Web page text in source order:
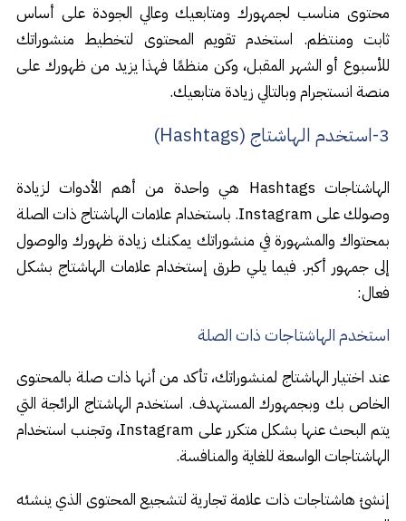
محتوى مناسب لجمهورك ومتابعيك وعالي الجودة على أساس
ثابت ومنتظم. استخدم تقويم المحتوى لتخطيط منشوراتك
للأسبوع أو الشهر المقبل، وكن منظمًا فهذا يزيد من ظهورك على
منصة انستجرام وبالتالي زيادة متابعيك.
3-استخدم الهاشتاج (Hashtags)
الهاشتاجات Hashtags هي واحدة من أهم الأدوات لزيادة
وصولك على Instagram. باستخدام علامات الهاشتاج ذات الصلة
بمحتواك والمشهورة في منشوراتك يمكنك زيادة ظهورك والوصول
إلى جمهور أكبر. فيما يلي طرق إستخدام علامات الهاشتاج بشكل
فعال:
استخدم الهاشتاجات ذات الصلة
عند اختيار الهاشتاج لمنشوراتك، تأكد من أنها ذات صلة بالمحتوى
الخاص بك وبجمهورك المستهدف. استخدم الهاشتاج الرائجة التي
يتم البحث عنها بشكل متكرر على Instagram، وتجنب استخدام
الهاشتاجات الواسعة للغاية والمنافسة.
إنشئ هاشتاجات ذات علامة تجارية لتشجيع المحتوى الذي ينشئه